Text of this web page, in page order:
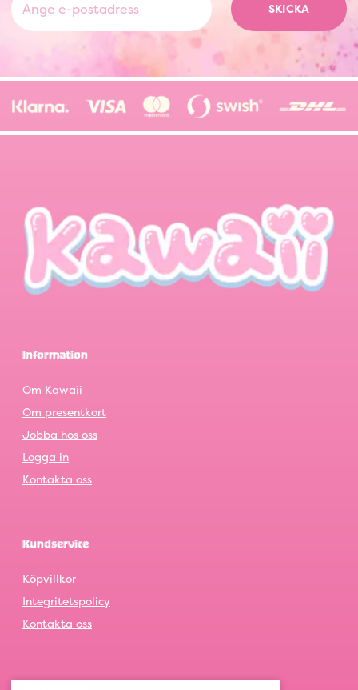
SKICKA
Information
Om Kawaii
Om presentkort
Jobba hos oss
Logga in
Kontakta oss
Kundservice
Köpvillkor
Integritetspolicy
Kontakta oss